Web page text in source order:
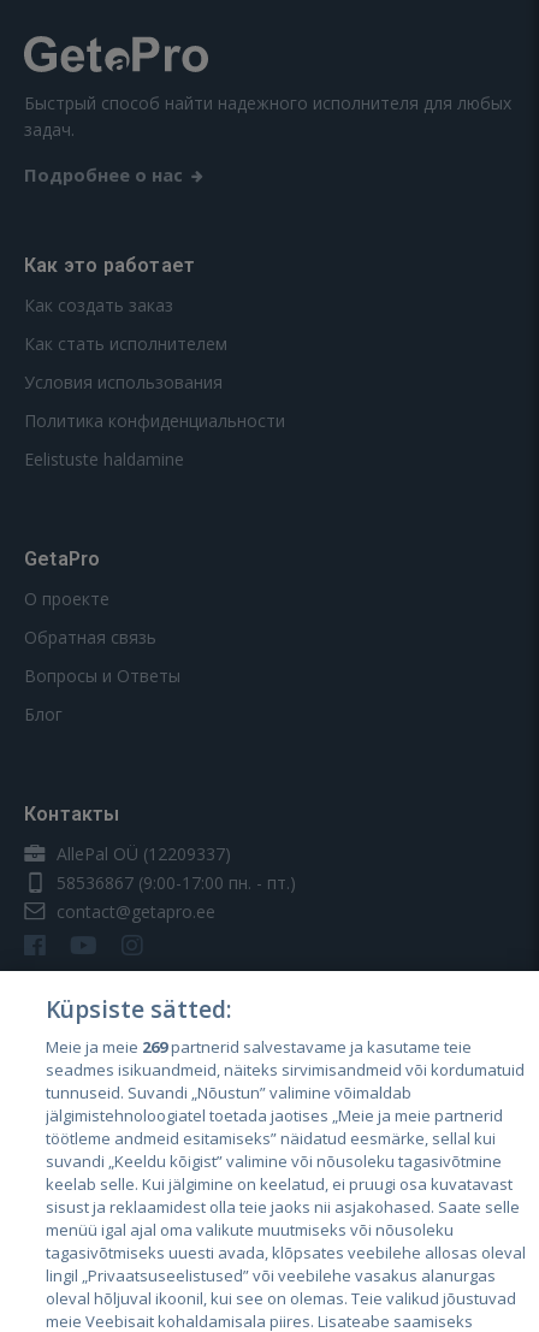
Быстрый способ найти надежного исполнителя для любых
задач.
Подробнее о нас
Как это работает
Как создать заказ
Как стать исполнителем
Условия использования
Политика конфиденциальности
Eelistuste haldamine
GetaPro
О проекте
Обратная связь
Вопросы и Ответы
Блог
Контакты
AllePal OÜ (12209337)
58536867 (9:00-17:00 пн. - пт.)
contact@getapro.ee
Страны
Эстония
Латвия
Литва
Küpsiste sätted:
Meie ja meie 269partnerid salvestavame ja kasutame teie
seadmes isikuandmeid, näiteks sirvimisandmeid või kordumatuid
tunnuseid. Suvandi „Nõustun” valimine võimaldab
jälgimistehnoloogiatel toetada jaotises „Meie ja meie partnerid
töötleme andmeid esitamiseks” näidatud eesmärke, sellal kui
suvandi „Keeldu kõigist” valimine või nõusoleku tagasivõtmine
keelab selle. Kui jälgimine on keelatud, ei pruugi osa kuvatavast
sisust ja reklaamidest olla teie jaoks nii asjakohased. Saate selle
menüü igal ajal oma valikute muutmiseks või nõusoleku
tagasivõtmiseks uuesti avada, klõpsates veebilehe allosas oleval
lingil „Privaatsuseelistused” või veebilehe vasakus alanurgas
oleval hõljuval ikoonil, kui see on olemas. Teie valikud jõustuvad
meie Veebisait kohaldamisala piires. Lisateabe saamiseks